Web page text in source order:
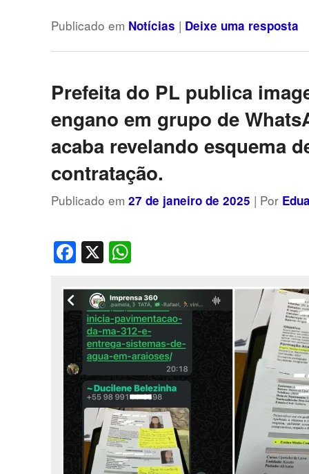
Publicado em Notícias | Deixe uma resposta
Prefeita do PL publica
engano em grupo de
acaba revelando esquema
contratação.
Publicado em27 de janeiro de 2025 | Por
Facebook
X